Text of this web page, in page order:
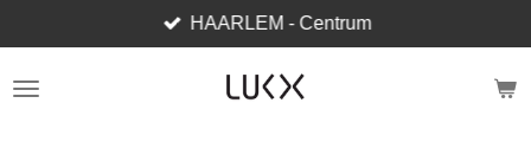
to
main
HAARLEM - Centrum